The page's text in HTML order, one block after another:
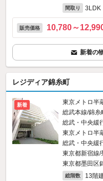
間取り 3LDK
販売価格 10,780～
新着の
レジディア錦糸町
新着
東京メトロ半
総武本線/錦糸
総武・中央緩
東京メトロ半
総武・中央緩
東京都新宿線
東京都墨田区
総階数 13階